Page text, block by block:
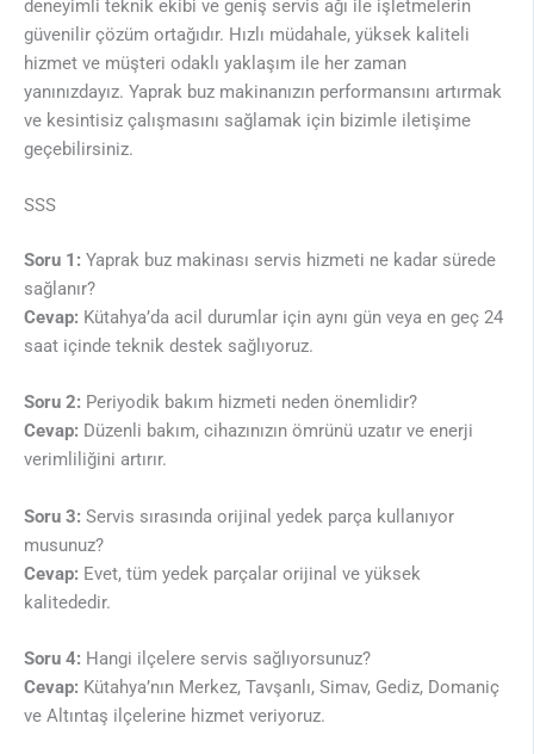
deneyimli teknik ekibi ve geniş servis ağı ile işletmelerin
güvenilir çözüm ortağıdır. Hızlı müdahale, yüksek kaliteli
hizmet ve müşteri odaklı yaklaşım ile her zaman
yanınızdayız. Yaprak buz makinanızın performansını artırmak
ve kesintisiz çalışmasını sağlamak için bizimle iletişime
geçebilirsiniz.
SSS
Soru 1: Yaprak buz makinası servis hizmeti ne kadar sürede
sağlanır?
Cevap: Kütahya’da acil durumlar için aynı gün veya en geç 24
saat içinde teknik destek sağlıyoruz.
Soru 2: Periyodik bakım hizmeti neden önemlidir?
Cevap: Düzenli bakım, cihazınızın ömrünü uzatır ve enerji
verimliliğini artırır.
Soru 3: Servis sırasında orijinal yedek parça kullanıyor
musunuz?
Cevap: Evet, tüm yedek parçalar orijinal ve yüksek
kalitededir.
Soru 4: Hangi ilçelere servis sağlıyorsunuz?
Cevap: Kütahya’nın Merkez, Tavşanlı, Simav, Gediz, Domaniç
ve Altıntaş ilçelerine hizmet veriyoruz.